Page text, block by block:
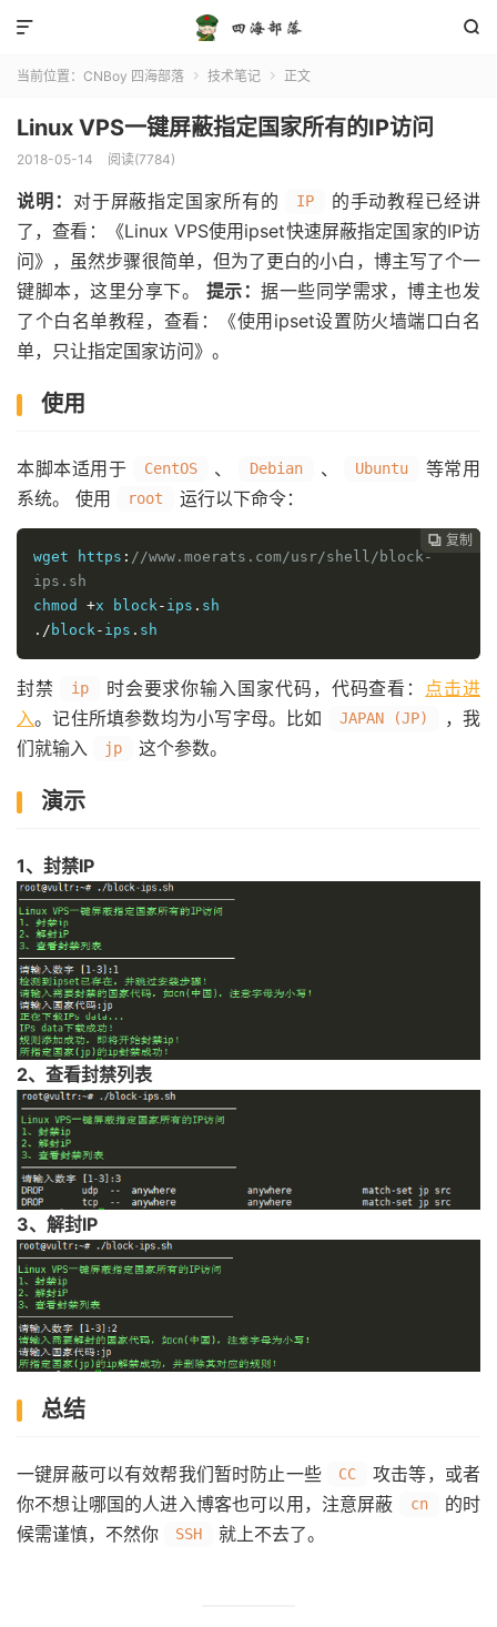


当前位置： CNBoy 四海部落  技术笔记  正文
Linux VPS一键屏蔽指定国家所有的IP访问
2018-05-14 阅读(7784)
说明： 对于屏蔽指定国家所有的 IP
的手动教程已经讲
了，查看：《Linux VPS使用ipset快速屏蔽指定国家的IP访
问》，虽然步骤很简单，但为了更白的小白，博主写了个一
键脚本，这里分享下。 提示：据一些同学需求，博主也发
了个白名单教程，查看：《使用ipset设置防火墙端口白名
单，只让指定国家访问》。
使用
本脚本适用于 CentOS 、 Debian 、 Ubuntu
等常用
系统。 使用
root 运行以下命令：
 复制
 复制
 复制
wget https : //www.moerats.com/usr/shell/block-
ips.sh
chmod +x block- ips .
./ block- ips . sh
封禁 ip 时会要求你输入国家代码，代码查看： 点击进
入。记住所填参数均为小写字母。比如 JAPAN (JP)
，我
们就输入
jp 这个参数。
演示
1、封禁IP
2、查看封禁列表
3、解封IP
总结
一键屏蔽可以有效帮我们暂时防止一些 CC
攻击等，或者
你不想让哪国的人进入博客也可以用，注意屏蔽
cn
的时
候需谨慎，不然你
SSH 就上不去了。